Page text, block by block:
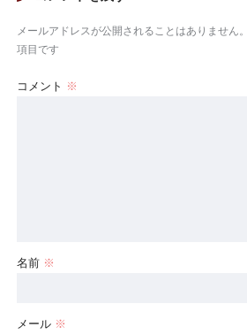
メールアドレスが公開されることはありません。
項目です
コメント ※
名前 ※
メール ※